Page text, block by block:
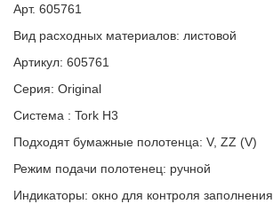
Арт. 605761
Вид расходных материалов: листовой
Артикул: 605761
Серия: Original
Система : Tork H3
Подходят бумажные полотенца: V, ZZ (V)
Режим подачи полотенец: ручной
Индикаторы: окно для контроля заполнения